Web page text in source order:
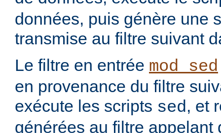
données, puis génère une
transmise au filtre suivant
Le filtre en entrée mod_sed
en provenance du filtre
exécute les scripts sed, et
générées au filtre appelant